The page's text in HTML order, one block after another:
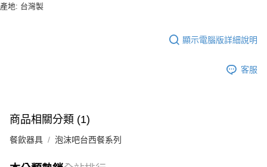
客戶支援中心」
１．透過由恩沛科技股份有限公司提供之「AFTEE先享後付」服務完成之交
易，需依本服務之必要範圍內提供個人資料，並將交易相關給付款項請求債
任。
４．使用「AFTEE先享後付」時，將依據個別帳號之用戶狀況，依本公司即
請求用戶進行身份認證。
恩沛科技股份有限公司將有權停止該用戶之使用額度並採取法律行動。
每筆NT$90，滿NT$990(含以上)免運費
離島客戶-中華郵政
每筆NT$120，滿NT$2,000(含以上)免運費
產地: 台灣製
顯示電腦版詳細說明
客服
商品相關分類 (1)
餐飲器具 泡沫吧台西餐系列